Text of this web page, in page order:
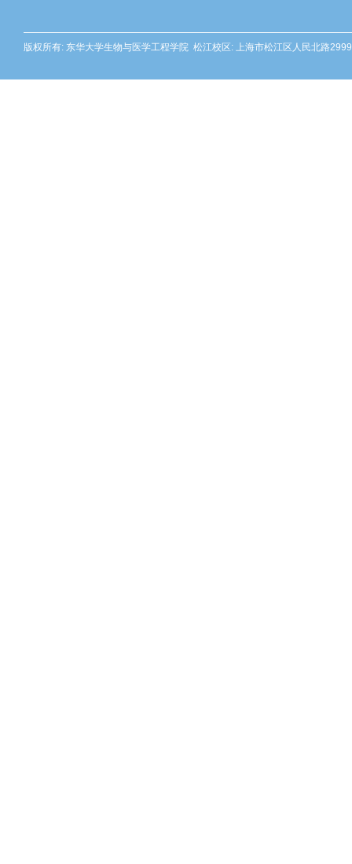
版权所有: 东华大学生物与医学工程学院 松江校区: 上海市松江区人民北路